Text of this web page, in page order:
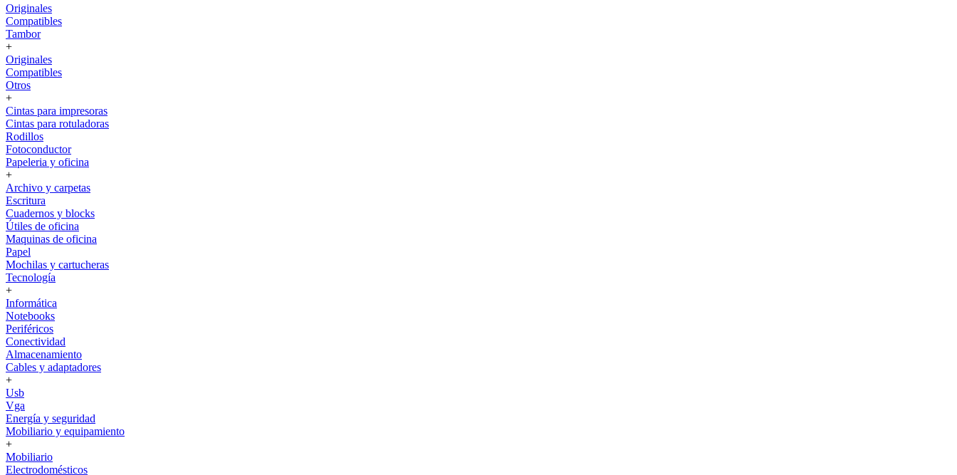
Originales
Compatibles
Tambor
+
Originales
Compatibles
Otros
+
Cintas para impresoras
Cintas para rotuladoras
Rodillos
Fotoconductor
Papeleria y oficina
+
Archivo y carpetas
Escritura
Cuadernos y blocks
Útiles de oficina
Maquinas de oficina
Papel
Mochilas y cartucheras
Tecnología
+
Informática
Notebooks
Periféricos
Conectividad
Almacenamiento
Cables y adaptadores
+
Usb
Vga
Energía y seguridad
Mobiliario y equipamiento
+
Mobiliario
Electrodomésticos